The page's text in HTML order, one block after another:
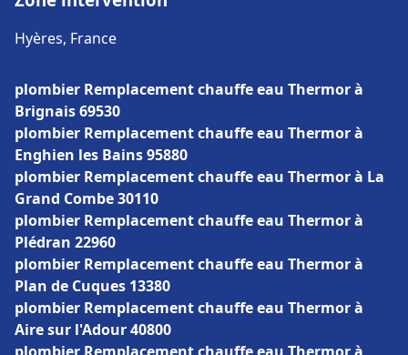
Hyères, France
plombier Remplacement chauffe eau Thermor à
Brignais 69530
plombier Remplacement chauffe eau Thermor à
Enghien les Bains 95880
plombier Remplacement chauffe eau Thermor à La
Grand Combe 30110
plombier Remplacement chauffe eau Thermor à
Plédran 22960
plombier Remplacement chauffe eau Thermor à
Plan de Cuques 13380
plombier Remplacement chauffe eau Thermor à
Aire sur l'Adour 40800